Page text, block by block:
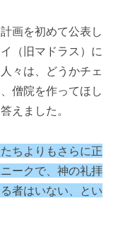
画を初めて公表し
（旧マドラス）に
々は、どうかチェ
僧院を作ってほし
えました。
ちよりもさらに正
ークで、神の礼拝
者はいない、とい